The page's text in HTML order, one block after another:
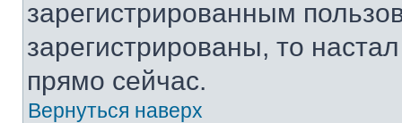
зарегистрированным
зарегистрированы, то
прямо сейчас.
Вернуться наверх